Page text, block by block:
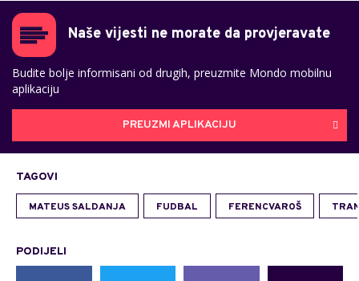
Naše vijesti ne morate da provjeravate
Budite bolje informisani od drugih, preuzmite Mondo mobilnu
aplikaciju
PREUZMI APLIKACIJU
TAGOVI
MATEUS SALDANJA FUDBAL FERENCVAROŠ
PODIJELI